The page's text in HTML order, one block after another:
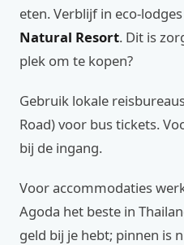
eten. Verblijf in eco-
Natural Resort. Dit is
plek om te kopen?
Gebruik lokale
Road) voor bus tickets.
bij de ingang.
Voor accommodaties
Agoda het beste in
geld bij je hebt; pinnen is